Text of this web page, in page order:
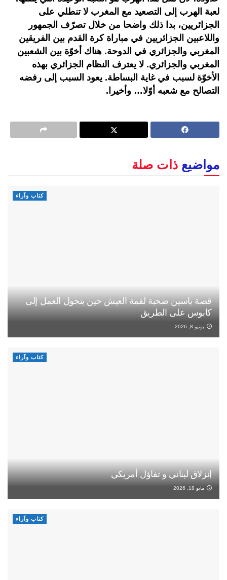
لعبة الهرب إلى التصعيد مع المغرب لا تنطلي على
الجزائريين، بدا ذلك واضحا من خلال تصرّف الجمهور
واللاعبين الجزائريين في مباراة كرة القدم بين الفريقين
المغربي والجزائري في الدوحة. هناك أخوّة بين الشعبين
المغربي والجزائري. لا يعترف النظام الجزائري بهذه
الأخوّة لسبب في غاية البساطة. يعود السبب إلى رفضه
التصالح مع شعبه أوّلا… وأخيرا.
مواضيع ذات صلة
كتاب وآراء
قصة ياسين ضحية لقمة العيش حين يتحول العمل إلى
كابوس على الطريق
يونيو 8, 2026
كتاب وآراء
إنزلاق لبناني و تفاؤل أمريكي
مايو 18, 2026
كتاب وآراء